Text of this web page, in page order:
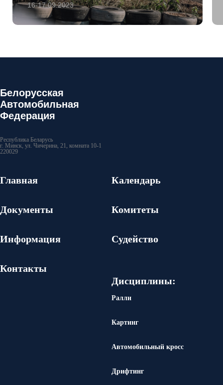
16-17.09.2023
Белорусская
Автомобильная
Федерация
Республика Беларусь
г. Минск, ул. Чичерина, 21, комната 10-1
220029
Главная
Документы
Информация
Контакты
Календарь
Комитеты
Судейство
Дисциплины:
Ралли
Картинг
Автомобильный кросс
Дрифтинг